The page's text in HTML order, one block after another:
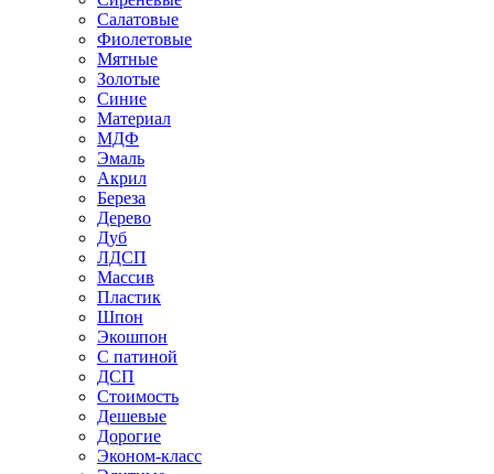
Салатовые
Фиолетовые
Мятные
Золотые
Синие
Материал
МДФ
Эмаль
Акрил
Береза
Дерево
Дуб
ЛДСП
Массив
Пластик
Шпон
Экошпон
С патиной
ДСП
Стоимость
Дешевые
Дорогие
Эконом-класс